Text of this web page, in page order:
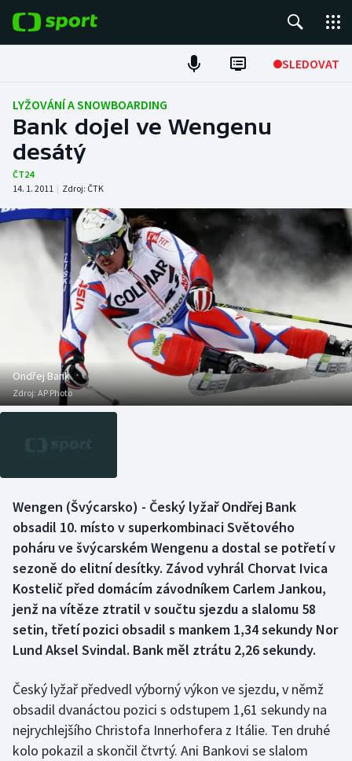
SLEDOVAT
Fotbal
Hokej
Tenis
Atletika
Cyklistika
DALŠÍ SPORTY
Americký fotbal
Baseball a softbal
Basketbal
Boby a skeleton
Box
Curling
Dostihy
Florbal
Golf
Gymnastika
NEPŘEHLÉDNĚTE
Soutěže
Historické návraty
AZ kvíz
LYŽOVÁNÍ A SNOWBOARDING
Bank dojel ve Wengenu
desátý
ČT24
14. 1. 2011 | Zdroj: ČTK
Ondřej Bank
Zdroj:AP Photo
Wengen (Švýcarsko) - Český lyžař Ondřej Bank
obsadil 10. místo v superkombinaci Světového
poháru ve švýcarském Wengenu a dostal se potřetí v
sezoně do elitní desítky. Závod vyhrál Chorvat Ivica
Kostelič před domácím závodníkem Carlem Jankou,
jenž na vítěze ztratil v součtu sjezdu a slalomu 58
setin, třetí pozici obsadil s mankem 1,34 sekundy Nor
Lund Aksel Svindal. Bank měl ztrátu 2,26 sekundy.
Český lyžař předvedl výborný výkon ve sjezdu, v němž
obsadil dvanáctou pozici s odstupem 1,61 sekundy na
nejrychlejšího Christofa Innerhofera z Itálie. Ten druhé
kolo pokazil a skončil čtvrtý. Ani Bankovi se slalom